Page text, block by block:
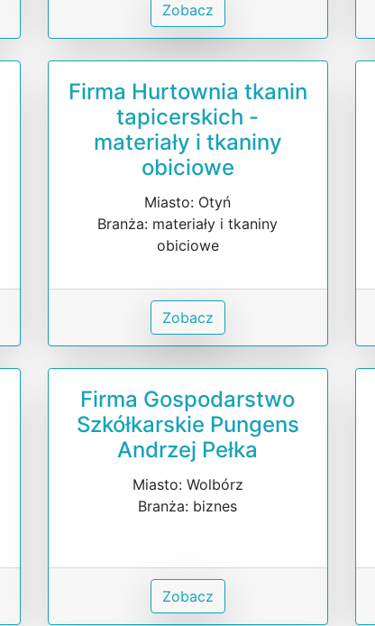
Zobacz
Firma Hurtownia tkanin
tapicerskich -
materiały i tkaniny
obiciowe
Miasto: Otyń
Branża: materiały i tkaniny
obiciowe
Zobacz
Firma Gospodarstwo
Szkółkarskie Pungens
Andrzej Pełka
Miasto: Wolbórz
Branża: biznes
Zobacz